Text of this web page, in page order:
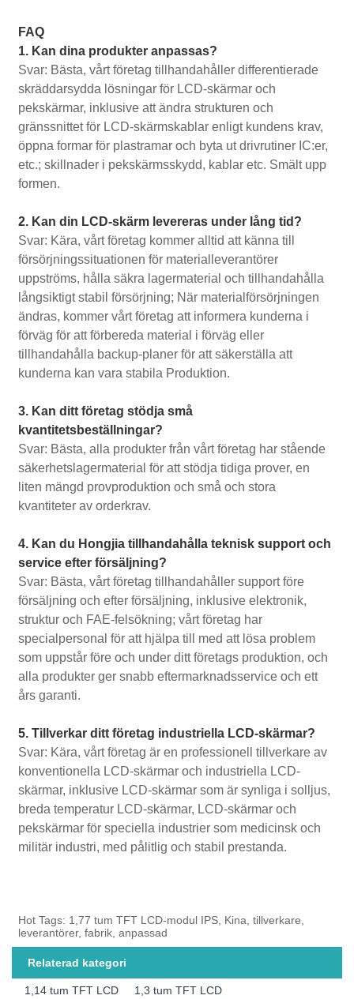
FAQ
1. Kan dina produkter anpassas?
Svar: Bästa, vårt företag tillhandahåller differentierade
skräddarsydda lösningar för LCD-skärmar och
pekskärmar, inklusive att ändra strukturen och
gränssnittet för LCD-skärmskablar enligt kundens krav,
öppna formar för plastramar och byta ut drivrutiner IC:er,
etc.; skillnader i pekskärmsskydd, kablar etc. Smält upp
formen.
2. Kan din LCD-skärm levereras under lång tid?
Svar: Kära, vårt företag kommer alltid att känna till
försörjningssituationen för materialleverantörer
uppströms, hålla säkra lagermaterial och tillhandahålla
långsiktigt stabil försörjning; När materialförsörjningen
ändras, kommer vårt företag att informera kunderna i
förväg för att förbereda material i förväg eller
tillhandahålla backup-planer för att säkerställa att
kunderna kan vara stabila Produktion.
3. Kan ditt företag stödja små
kvantitetsbeställningar?
Svar: Bästa, alla produkter från vårt företag har stående
säkerhetslagermaterial för att stödja tidiga prover, en
liten mängd provproduktion och små och stora
kvantiteter av orderkrav.
4. Kan du Hongjia tillhandahålla teknisk support och
service efter försäljning?
Svar: Bästa, vårt företag tillhandahåller support före
försäljning och efter försäljning, inklusive elektronik,
struktur och FAE-felsökning; vårt företag har
specialpersonal för att hjälpa till med att lösa problem
som uppstår före och under ditt företags produktion, och
alla produkter ger snabb eftermarknadsservice och ett
års garanti.
5. Tillverkar ditt företag industriella LCD-skärmar?
Svar: Kära, vårt företag är en professionell tillverkare av
konventionella LCD-skärmar och industriella LCD-
skärmar, inklusive LCD-skärmar som är synliga i solljus,
breda temperatur LCD-skärmar, LCD-skärmar och
pekskärmar för speciella industrier som medicinsk och
militär industri, med pålitlig och stabil prestanda.
Hot Tags: 1,77 tum TFT LCD-modul IPS, Kina, tillverkare,
leverantörer, fabrik, anpassad
Relaterad kategori
1,14 tum TFT LCD
1,3 tum TFT LCD